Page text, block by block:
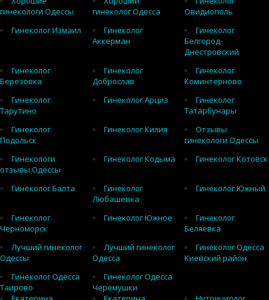
гинекологи Одессы
гинеколог Одесса
Овидиополь
Гинеколог Измаил
Гинеколог
Аккерман
Гинеколог
Белгород-
Днестровский
Гинеколог
Березовка
Гинеколог
Доброслав
Гинеколог
Коминтерново
Гинеколог
Тарутино
Гинеколог Арциз
Гинеколог
Татарбунары
Гинеколог
Подольск
Гинеколог Килия
Отзывы
гинекологи Одессы
Гинекологи
отзывы Одессы
Гинеколог Кодыма Гинеколог Котовск
Гинеколог Балта
Гинеколог
Любашевка
Гинеколог Южный
Гинеколог
Черноморск
Гинеколог Южное
Гинеколог
Беляевка
Лучший гинеколог
Одессы
Лучший гинеколог
Одесса
Гинеколог Одесса
Киевский район
Гинеколог Одесса
Таирово
Гинеколог Одесса
Черемушки